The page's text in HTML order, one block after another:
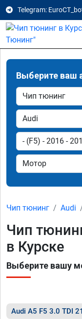
Telegram:
Выберите ваш
Чип тюнинг Audi
Чип
в Курске
Выберите вашу
Audi A5 F5 3.0 TDI